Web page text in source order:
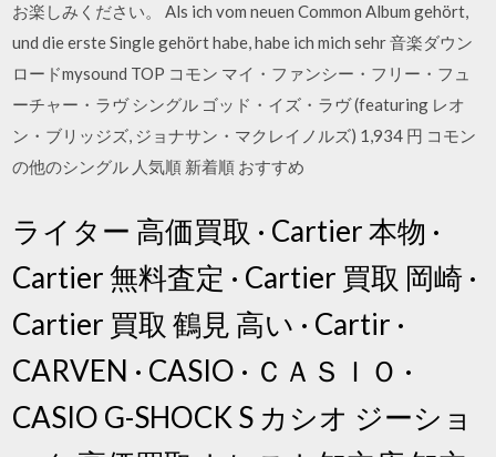
お楽しみください。 Als ich vom neuen Common Album gehört,
und die erste Single gehört habe, habe ich mich sehr 音楽ダウン
ロードmysound TOP コモン マイ・ファンシー・フリー・フュ
ーチャー・ラヴ シングル ゴッド・イズ・ラヴ (featuring レオ
ン・ブリッジズ, ジョナサン・マクレイノルズ) 1,934 円 コモン
の他のシングル 人気順 新着順 おすすめ
ライター 高価買取 · Cartier 本物 ·
Cartier 無料査定 · Cartier 買取 岡崎 ·
Cartier 買取 鶴見 高い · Cartir ·
CARVEN · CASIO · ＣＡＳＩＯ ·
CASIO G-SHOCK S カシオ ジーショ